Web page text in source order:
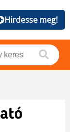
Hirdesse meg!